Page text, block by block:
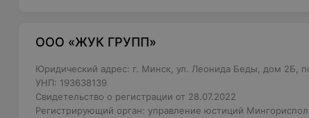
ООО «ЖУК ГРУПП»
Юридический адрес: г. Минск, ул. Леонида Беды, дом 2Б,
УНП: 193638139
Свидетельство о регистрации от 28.07.2022
Регистрирующий орган: управление юстиций